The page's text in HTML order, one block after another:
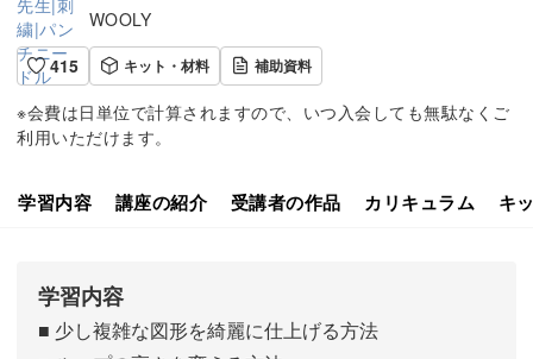
WOOLY
415
キット・材料 補助資料
※会費は日単位で計算されますので、いつ入会しても無駄なくご
利用いただけます。
学習内容 講座の紹介 受講者の作品 カリキュラム キ
学習内容
■ 少し複雑な図形を綺麗に仕上げる方法